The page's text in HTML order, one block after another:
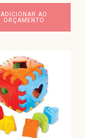
ADICIONAR AO
ORÇAMENTO